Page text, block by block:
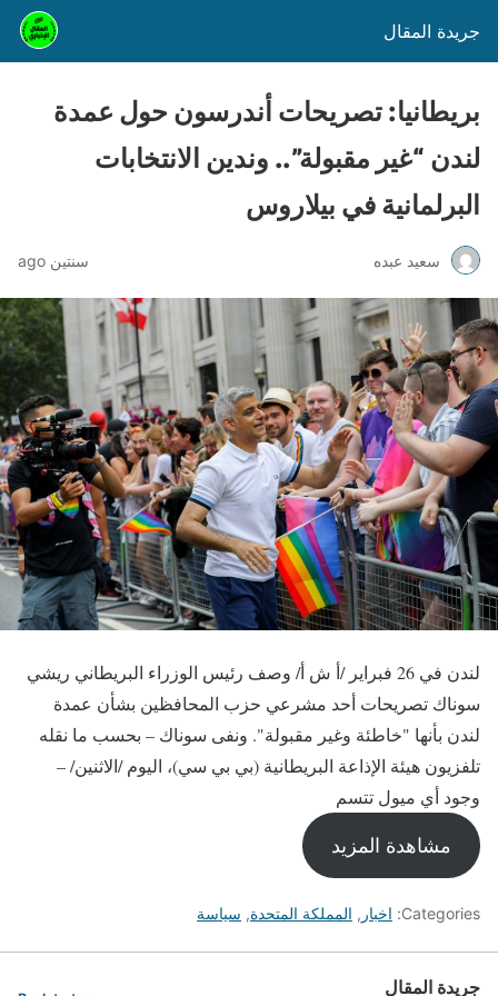
جريدة المقال
بريطانيا: تصريحات أندرسون حول عمدة
لندن “غير مقبولة”.. وندين الانتخابات
البرلمانية في بيلاروس
سعيد عبده سنتين ago
لندن في 26 فبراير /أ ش أ/ وصف رئيس الوزراء البريطاني ريشي
سوناك تصريحات أحد مشرعي حزب المحافظين بشأن عمدة
لندن بأنها "خاطئة وغير مقبولة". ونفى سوناك – بحسب ما نقله
تلفزيون هيئة الإذاعة البريطانية (بي بي سي)، اليوم /الاثنين/ –
وجود أي ميول تتسم
مشاهدة المزيد
Categories: اخبار , المملكة المتحدة, سياسة
جريدة المقال